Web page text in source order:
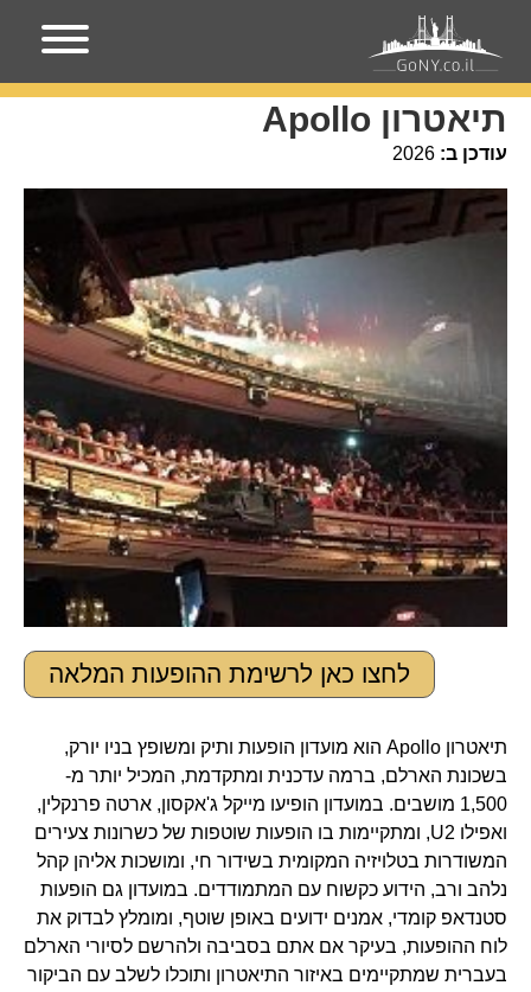
עמוד הבית מקומות בניו-יורק
תיאטרון Apollo
עודכן ב: 2026
לחצו כאן לרשימת ההופעות המלאה
תיאטרון Apollo הוא מועדון הופעות ותיק ומשופץ בניו יורק,
בשכונת הארלם, ברמה עדכנית ומתקדמת, המכיל יותר מ-
1,500 מושבים. במועדון הופיעו מייקל ג'אקסון, ארטה פרנקלין,
ואפילו U2, ומתקיימות בו הופעות שוטפות של כשרונות צעירים
המשודרות בטלויזיה המקומית בשידור חי, ומושכות אליהן קהל
נלהב ורב, הידוע כקשוח עם המתמודדים. במועדון גם הופעות
סטנדאפ קומדי, אמנים ידועים באופן שוטף, ומומלץ לבדוק את
לוח ההופעות, בעיקר אם אתם בסביבה ולהרשם לסיורי הארלם
בעברית שמתקיימים באיזור התיאטרון ותוכלו לשלב עם הביקור